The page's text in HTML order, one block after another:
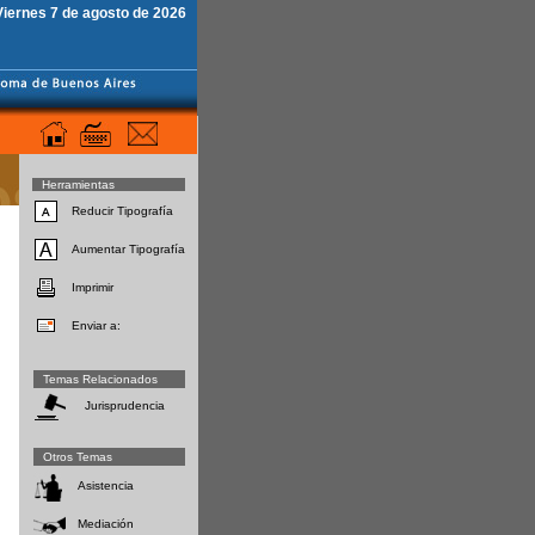
7 de agosto de 2026
Herramientas
Reducir Tipografía
Aumentar Tipografía
Imprimir
Enviar a:
Temas Relacionados
Jurisprudencia
Otros Temas
Asistencia
Mediación